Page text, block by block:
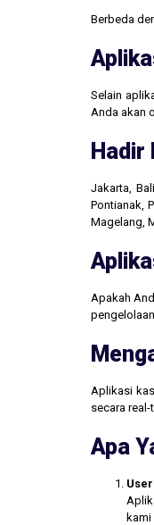
Berbeda
Selain
Anda akan
Hadir
Jakarta,
Pontianak,
Magelang,
Apakah
Aplikasi
secara
Apa